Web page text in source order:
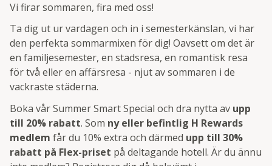
Vi firar sommaren, fira med oss!
Ta dig ut ur vardagen och in i semesterkänslan, vi har
den perfekta sommarmixen för dig! Oavsett om det är
en familjesemester, en stadsresa, en romantisk resa
för två eller en affärsresa - njut av sommaren i de
vackraste städerna.
Boka vår Summer Smart Special och dra nytta av upp
till 20% rabatt. Som ny eller befintlig H Rewards
medlem får du 10% extra och därmed upp till 30%
rabatt på Flex-priset på deltagande hotell. Är du ännu